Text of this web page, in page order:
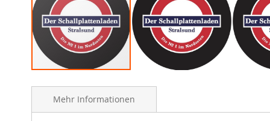
to
beginning
Mehr Informationen